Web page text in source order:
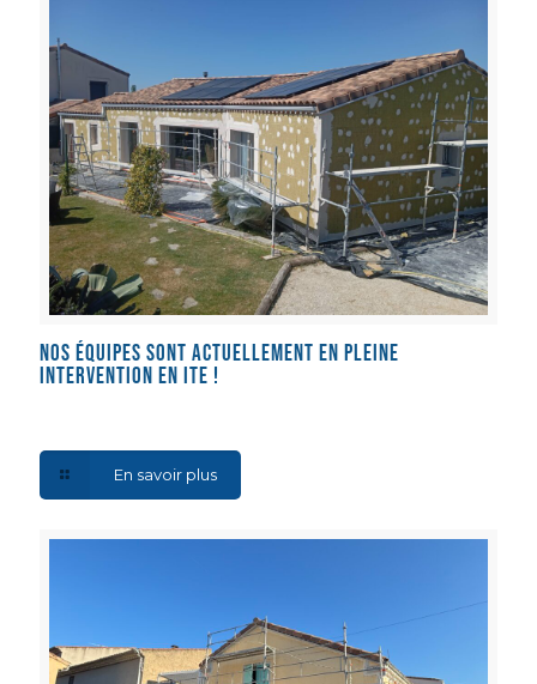
Nos équipes sont actuellement en pleine
intervention en ITE !
En savoir plus